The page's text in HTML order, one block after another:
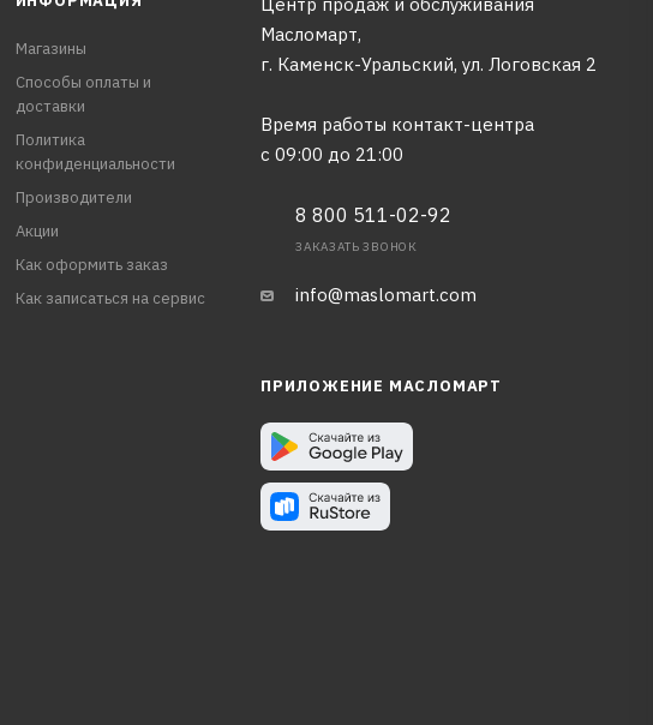
Магазины
Способы оплаты и
доставки
Политика
конфиденциальности
Производители
Акции
Как оформить заказ
Как записаться на сервис
Масломарт,
г. Каменск-Уральский, ул. Логовская 2
Время работы контакт-центра
с 09:00 до 21:00
8 800 511-02-92
ЗАКАЗАТЬ ЗВОНОК
info@maslomart.com
ПРИЛОЖЕНИЕ МАСЛОМАРТ